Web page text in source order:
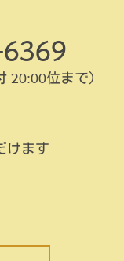
20:00位まで）
けます